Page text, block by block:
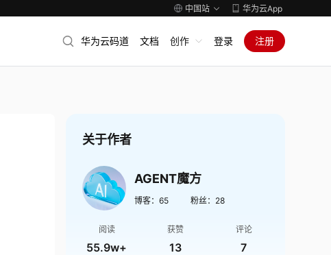
中国站 华为云App
华为云码道 文档 创作 登录 注册
关于作者
AGENT魔方
博客： 65 粉丝： 28
阅读
55.9w+
获赞
13
评论
7